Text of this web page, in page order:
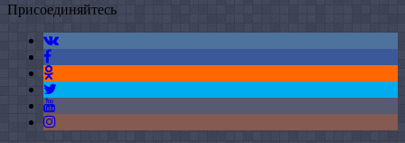
Присоединяйтесь